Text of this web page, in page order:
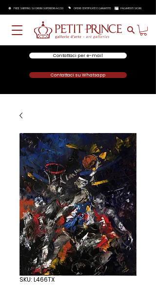
FREE SHIPPING SU ORDINI SUPERIORI A €250 OPERE CERTIFICATE E GARANTITE PAGAMENTI SICURI
Contattaci per e-mail
Contattaci su Whatsapp
SKU: L466TX